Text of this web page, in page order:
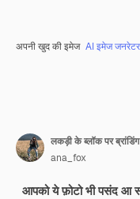
अपनी खुद की इमेज AI इमेज जनरेटर
लकड़ी के ब्लॉक पर ब्रांडिंग
ana_fox
आपको ये फ़ोटो भी पसंद आ